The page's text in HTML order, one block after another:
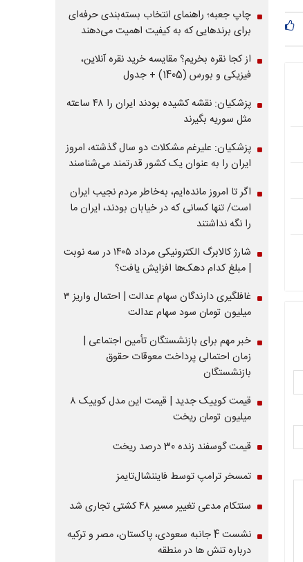
چاپ جعبه؛ راهنمای انتخاب بسته‌بندی حرفه‌ای
برای برندهایی که به کیفیت اهمیت می‌دهند
از کجا نقره بخریم؟ مقایسه خرید نقره آنلاین،
فیزیکی و بورس (1405) + جدول
پزشکیان: نقشه کشیده بودند ایران را ۴۸ ساعته
مثل سوریه بگیرند
پزشکیان: علیرغم مشکلات دو سال گذشته، امروز
ایران را به عنوان یک کشور قدرتمند می‌شناسند
اگر تا امروز مانده‌ایم، به‌خاطر مردم نجیب ایران
است/ تنها کسانی که در خیابان بودند، ایران ما
را نگه نداشتند
شارژ کالابرگ الکترونیکی مرداد ۱۴۰۵ در سه نوبت
| مبلغ کدام دهک‌ها افزایش یافت؟
غافلگیری دارندگان سهام عدالت | احتمال واریز ۳
میلیون تومان سود سهام عدالت
خبر مهم برای بازنشستگان تأمین اجتماعی |
زمان احتمالی پرداخت معوقات حقوق
بازنشستگان
قیمت کوییک جدید | قیمت این مدل کوییک ۸
میلیون تومان ریخت
قیمت گوسفند زنده 30 درصد ریخت
تمسخر ترامپ توسط فایننشال‌تایمز
سنتکام مدعی تغییر مسیر ۴۸ کشتی تجاری شد
نشست 4 جانبه سعودی، پاکستان، مصر و ترکیه
درباره تنش ها در منطقه